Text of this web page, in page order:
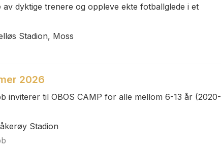
dyktige trenere og oppleve ekte fotballglede i et
Stadion, Moss
2026
inviterer til OBOS CAMP for alle mellom 6-13 år (2020-
Stadion